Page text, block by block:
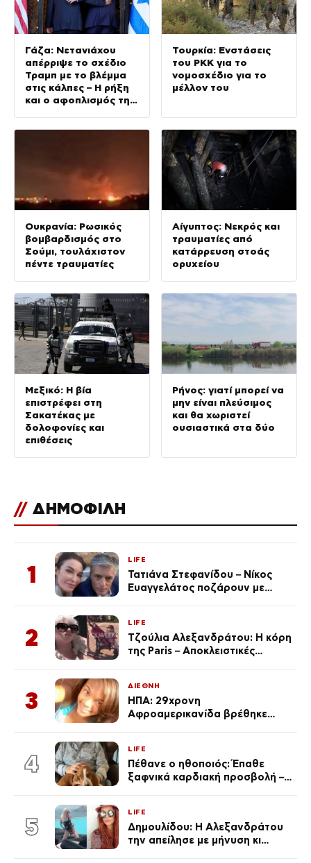
Γάζα: Νετανιάχου
απέρριψε το σχέδιο
Τραμπ με το βλέμμα
στις κάλπες – Η ρήξη
και ο αφοπλισμός της
Τουρκία: Ενστάσεις
του PKK για το
νομοσχέδιο για το
μέλλον του
Ουκρανία: Ρωσικός
βομβαρδισμός στο
Σούμι, τουλάχιστον
πέντε τραυματίες
Αίγυπτος: Νεκρός και
τραυματίες από
κατάρρευση στοάς
ορυχείου
Μεξικό: Η βία
επιστρέφει στη
Σακατέκας με
δολοφονίες και
επιθέσεις
Ρήνος: γιατί μπορεί να
μην είναι πλεύσιμος
και θα χωριστεί
ουσιαστικά στα δύο
// ΔΗΜΟΦΙΛΗ
1
LIFE
Τατιάνα Στεφανίδου – Νίκος
Ευαγγελάτος ποζάρουν με
2
LIFE
Τζούλια Αλεξανδράτου: Η κόρη
της Paris – Αποκλειστικές
3
ΔΙΕΘΝΗ
ΗΠΑ: 29χρονη
Αφροαμερικανίδα βρέθηκε
4
LIFE
Πέθανε ο ηθοποιός: Έπαθε
ξαφνικά καρδιακή προσβολή – Η
5
LIFE
Δημουλίδου: Η Αλεξανδράτου
την απείλησε με μήνυση κι